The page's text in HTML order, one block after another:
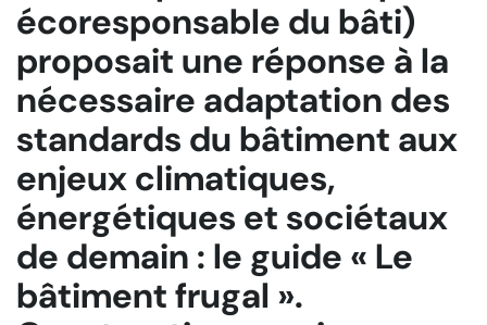
écoresponsable du bâti)
proposait une réponse à la
nécessaire adaptation des
standards du bâtiment aux
enjeux climatiques,
énergétiques et sociétaux
de demain : le guide « Le
bâtiment frugal ».